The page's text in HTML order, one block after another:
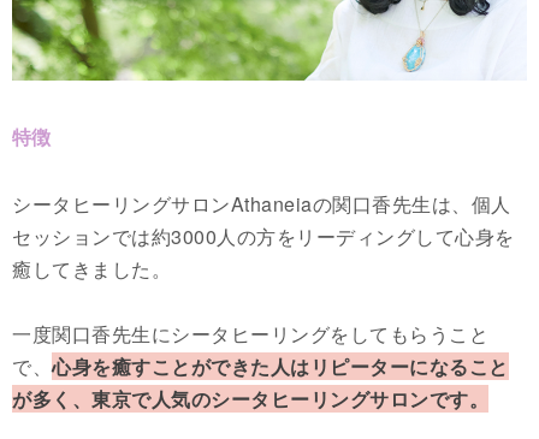
特徴
シータヒーリングサロンAthaneiaの関口香先生は、個人
セッションでは約3000人の方をリーディングして心身を
癒してきました。
一度関口香先生にシータヒーリングをしてもらうこと
で、心身を癒すことができた人はリピーターになること
が多く、東京で人気のシータヒーリングサロンです。